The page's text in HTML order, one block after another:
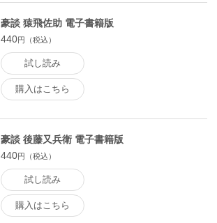
豪談 猿飛佐助 電子書籍版
440円（税込）
試し読み
購入はこちら
豪談 後藤又兵衛 電子書籍版
440円（税込）
試し読み
購入はこちら